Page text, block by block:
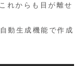
れからも目が離せ
動生成機能で作成